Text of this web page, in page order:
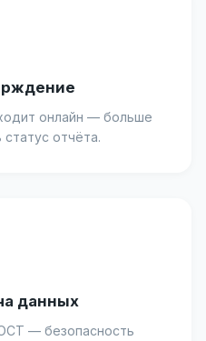
онлайн — больше
отчёта.
данных
— безопасность